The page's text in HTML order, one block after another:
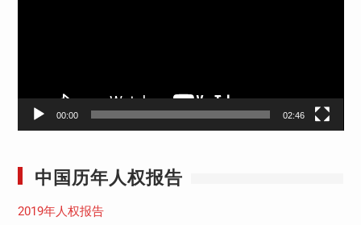
00:00 02:46
中国历年人权报告
2019年人权报告